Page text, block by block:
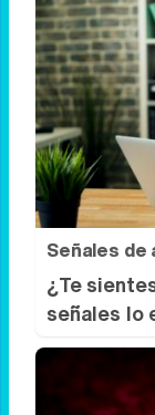
¿Notas
La ciencia
frío al final